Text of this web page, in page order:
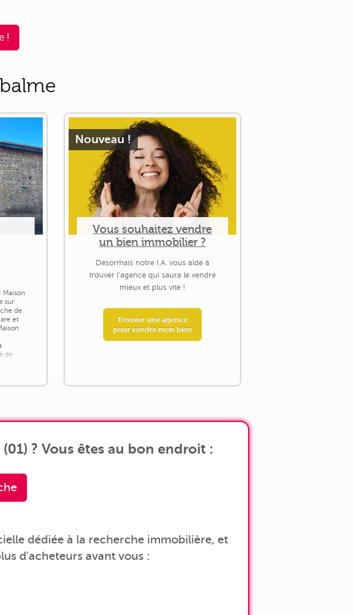
!
sur
de
et
de
Nouveau !
Vous souhaitez vendre
un bien immobilier ?
Désormais notre I.A. vous aide à
trouver l'agence qui saura le vendre
mieux et plus vite !
Trouver une agence
pour vendre mon bien
? Vous êtes au bon endroit :
dédiée à la recherche immobilière, et
d'acheteurs avant vous :